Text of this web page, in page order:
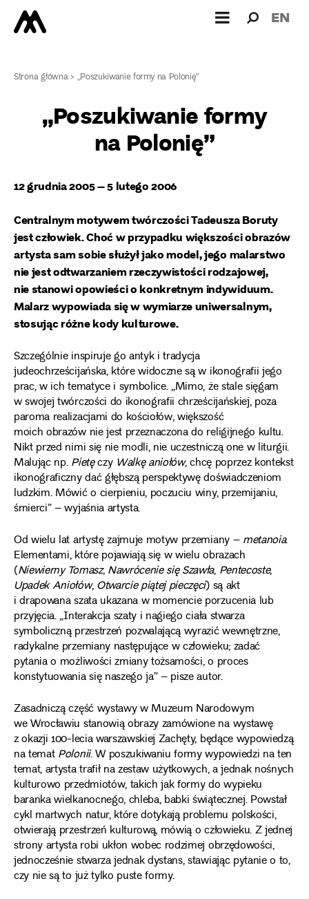
dla: EN
Strona główna>„Poszukiwanie formy na Polonię”
„Poszukiwanie formy
na Polonię”
12 grudnia 2005 – 5 lutego 2006
Centralnym motywem twórczości Tadeusza Boruty
jest człowiek. Choć w przypadku większości obrazów
artysta sam sobie służył jako model, jego malarstwo
nie jest odtwarzaniem rzeczywistości rodzajowej,
nie stanowi opowieści o konkretnym indywiduum.
Malarz wypowiada się w wymiarze uniwersalnym,
stosując różne kody kulturowe.
Szczególnie inspiruje go antyk i tradycja
judeochrześcijańska, które widoczne są w ikonografii jego
prac, w ich tematyce i symbolice. „Mimo, że stale sięgam
w swojej twórczości do ikonografii chrześcijańskiej, poza
paroma realizacjami do kościołów, większość
moich obrazów nie jest przeznaczona do religijnego kultu.
Nikt przed nimi się nie modli, nie uczestniczą one w liturgii.
Malując np.Pietęczy Walkę aniołów, chcę poprzez kontekst
ikonograficzny dać głębszą perspektywę doświadczeniom
ludzkim. Mówić o cierpieniu, poczuciu winy, przemijaniu,
śmierci” – wyjaśnia artysta.
Od wielu lat artystę zajmuje motyw przemiany –metanoia.
Elementami, które pojawiają się w wielu obrazach
(Niewierny Tomasz,Nawrócenie się Szawła, Pentecoste,
Upadek Aniołów,Otwarcie piątej pieczęci) są akt
i drapowana szata ukazana w momencie porzucenia lub
przyjęcia. „Interakcja szaty i nagiego ciała stwarza
symboliczną przestrzeń pozwalającą wyrazić wewnętrzne,
radykalne przemiany następujące w człowieku; zadać
pytania o możliwości zmiany tożsamości, o proces
konstytuowania się naszego ja” – pisze autor.
Zasadniczą część wystawy w Muzeum Narodowym
we Wrocławiu stanowią obrazy zamówione na wystawę
z okazji 100-lecia warszawskiej Zachęty, będące wypowiedzą
na tematPolonii. W poszukiwaniu formy wypowiedzi na ten
temat, artysta trafił na zestaw użytkowych, a jednak nośnych
kulturowo przedmiotów, takich jak formy do wypieku
baranka wielkanocnego, chleba, babki świątecznej. Powstał
cykl martwych natur, które dotykają problemu polskości,
otwierają przestrzeń kulturową, mówią o człowieku. Z jednej
strony artysta robi ukłon wobec rodzimej obrzędowości,
jednocześnie stwarza jednak dystans, stawiając pytanie o to,
czy nie są to już tylko puste formy.